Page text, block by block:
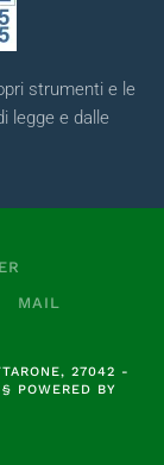
strumenti e le
legge e dalle
MAIL
27042 -
§ POWERED BY